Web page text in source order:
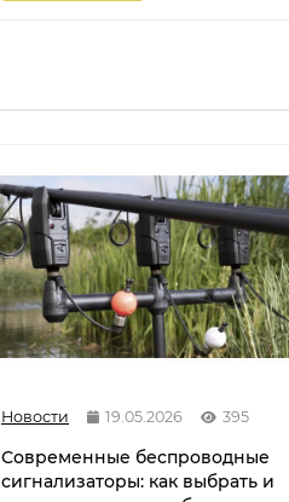
Новости 19.05.2026 395
Современные беспроводные
сигнализаторы: как выбрать и